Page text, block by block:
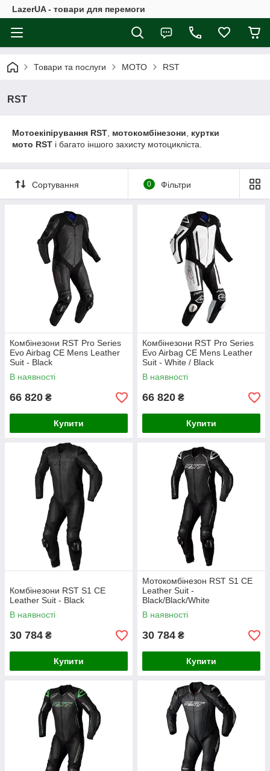
LazerUA - товари для перемоги
Товари та послуги МОТО RST
RST
Мотоекіпірування RST мотокомбінезони
куртки
мото RST і багато іншого захисту мотоцикліста.
Сортування 0 Фільтри
Комбінезони RST Pro Series
Evo Airbag CE Mens Leather
Suit - Black
В наявності
66 820 ₴
Купити
Комбінезони RST Pro Series
Evo Airbag CE Mens Leather
Suit - White / Black
В наявності
66 820 ₴
Купити
Комбінезони RST S1 CE
Leather Suit - Black
В наявності
30 784 ₴
Купити
Мотокомбінезон RST S1 CE
Leather Suit -
Black/Black/White
В наявності
30 784 ₴
Купити